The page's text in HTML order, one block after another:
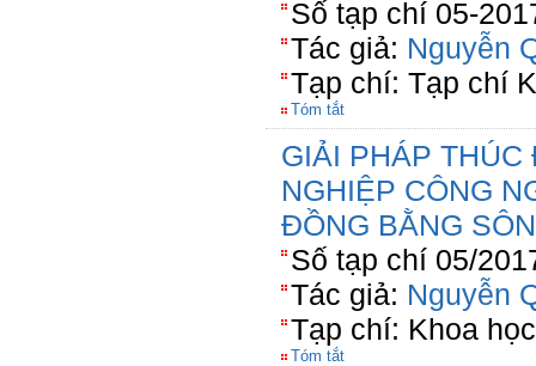
Số tạp chí 05-
Tác giả: Nguyễn
Tạp chí: Tạp chí
Tóm tắt
GIẢI PHÁP
NGHIỆP CÔNG
ĐỒNG BẰNG
Số tạp chí 05/
Tác giả: Nguyễn
Tạp chí: Khoa
Tóm tắt